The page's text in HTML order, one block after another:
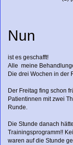
Nun
ist es geschafft!
Alle meine
Die drei Wochen in der
Der Freitag fing schon
Patientinnen mit zwei
Runde.
Die Stunde danach
Trainingsprogramm!!
waren auf die Stunde